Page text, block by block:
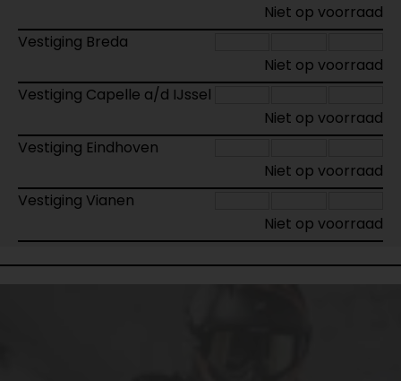
Niet op voorraad
Vestiging Breda
Niet op voorraad
Vestiging Capelle a/d IJssel
Niet op voorraad
Vestiging Eindhoven
Niet op voorraad
Vestiging Vianen
Niet op voorraad